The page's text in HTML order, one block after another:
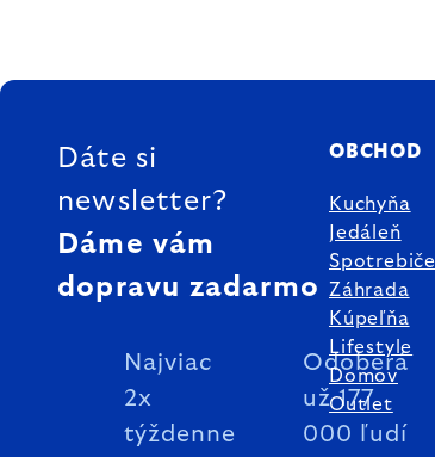
ZÁPÄTIE
Dáte si
newsletter?
Dáme vám
dopravu zadarmo
Najviac
2x
týždenne
Odoberá
už 177
000 ľudí
OBCHOD
Kuchyňa
Jedáleň
Spotrebiče
Záhrada
Kúpeľňa
Lifestyle
Domov
Outlet